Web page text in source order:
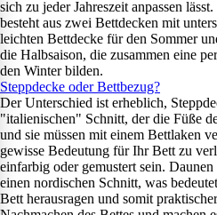
sich zu jeder Jahreszeit anpassen
besteht aus zwei Bettdecken mit
leichten Bettdecke für den Sommer
die Halbsaison, die zusammen eine
den Winter bilden.
Steppdecke oder Bettbezug?
Der Unterschied ist erheblich,
"italienischen" Schnitt, der die Füße
und sie müssen mit einem Bettlaken
gewisse Bedeutung für Ihr Bett zu
einfarbig oder gemustert sein.
einen nordischen Schnitt, was
Bett herausragen und somit